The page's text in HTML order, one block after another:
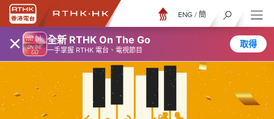
× 全新 RTHK On The Go
一手掌握 RTHK 電台、電視節目
取得
ENG / 簡